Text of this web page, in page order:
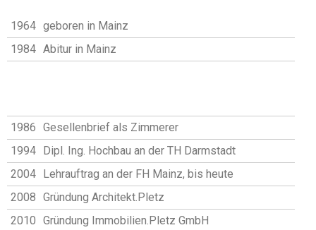
1964 geboren in Mainz
1984 Abitur in Mainz
1986 Gesellenbrief als Zimmerer
1994 Dipl. Ing. Hochbau an der TH Darmstadt
2004 Lehrauftrag an der FH Mainz, bis heute
2008 Gründung Architekt.Pletz
2010 Gründung Immobilien.Pletz GmbH